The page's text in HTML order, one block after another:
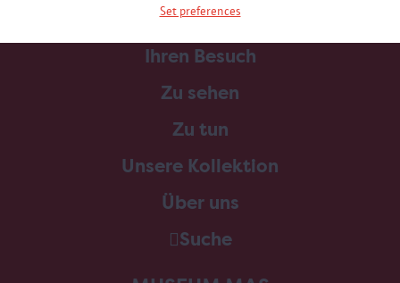
Set preferences
Home
Ihren Besuch
Zu sehen
Zu tun
Unsere Kollektion
Über uns
Suche